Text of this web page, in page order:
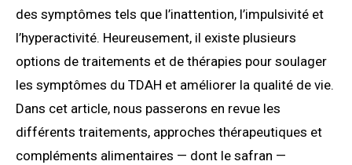
des symptômes tels que l’inattention, l’impulsivité et
l’hyperactivité. Heureusement, il existe plusieurs
options de traitements et de thérapies pour soulager
les symptômes du TDAH et améliorer la qualité de vie.
Dans cet article, nous passerons en revue les
différents traitements, approches thérapeutiques et
compléments alimentaires — dont le safran —